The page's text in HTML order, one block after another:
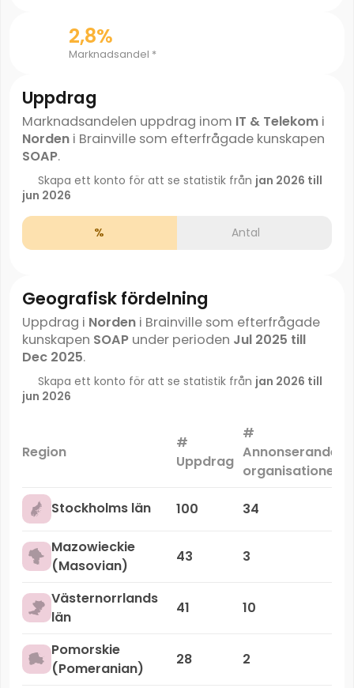
2,8%
Marknadsandel *
Uppdrag
Marknadsandelen uppdrag inom IT & Telekomi
Nordeni Brainville som efterfrågade kunskapen
SOAP.
Skapa ett konto för att se statistik från jan 2026 till
jun 2026
% Antal
Geografisk fördelning
Uppdrag i Nordeni Brainville som efterfrågade
kunskapen SOAPunder perioden Jul 2025 till
Dec 2025.
Skapa ett konto för att se statistik från jan 2026 till
jun 2026
Region
#
Uppdrag
#
Annonserande
organisationer
Stockholms län 100 34
Mazowieckie
(Masovian)
43 3
Västernorrlands
län
41 10
Pomorskie
(Pomeranian)
28 2